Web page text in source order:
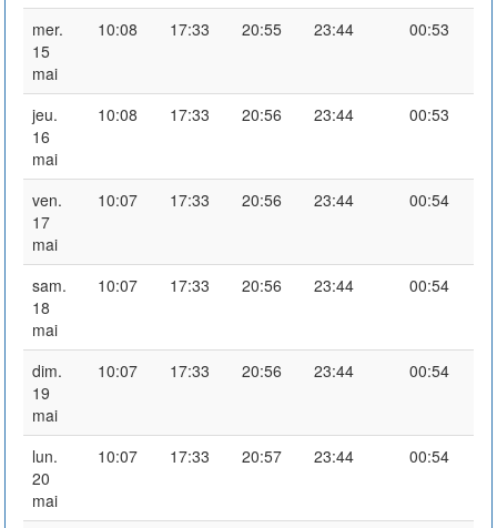
mer.
15
mai
10:08 17:33 20:55 23:44 00:53
jeu.
16
mai
10:08 17:33 20:56 23:44 00:53
ven.
17
mai
10:07 17:33 20:56 23:44 00:54
sam.
18
mai
10:07 17:33 20:56 23:44 00:54
dim.
19
mai
10:07 17:33 20:56 23:44 00:54
lun.
20
mai
10:07 17:33 20:57 23:44 00:54